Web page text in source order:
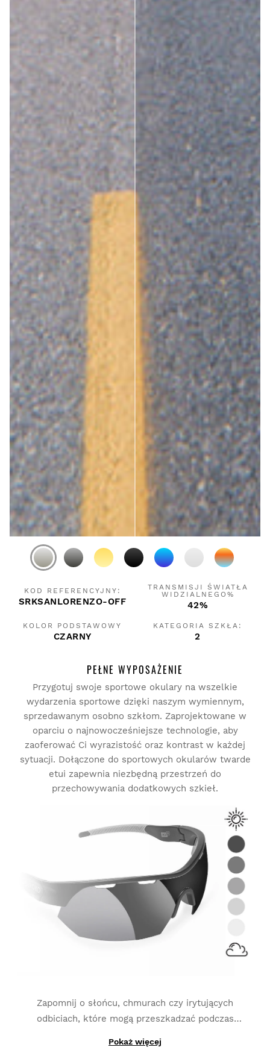
KOD REFERENCYJNY:
SRKSANLORENZO-OFF
TRANSMISJI ŚWIATŁA
WIDZIALNEGO%
42%
KOLOR PODSTAWOWY
CZARNY
KATEGORIA SZKŁA:
2
PEŁNE WYPOSAŻENIE
Przygotuj swoje sportowe okulary na wszelkie
wydarzenia sportowe dzięki naszym wymiennym,
sprzedawanym osobno szkłom. Zaprojektowane w
oparciu o najnowocześniejsze technologie, aby
zaoferować Ci wyrazistość oraz kontrast w każdej
sytuacji. Dołączone do sportowych okularów twarde
etui zapewnia niezbędną przestrzeń do
przechowywania dodatkowych szkieł.
Zapomnij o słońcu, chmurach czy irytujących
odbiciach, które mogą przeszkadzać podczas
dostosowują się do ciągłych zmian w
Dzięki produkcji z materiałów fotochromowych,
Pokaż więcej